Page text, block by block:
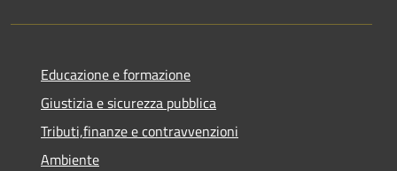
Educazione e formazione
Giustizia e sicurezza pubblica
Tributi,finanze e contravvenzioni
Ambiente